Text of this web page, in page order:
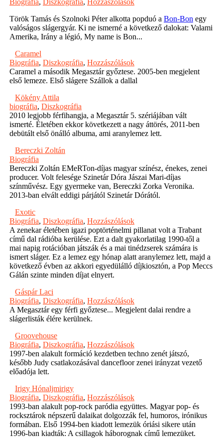
Biográfia, Diszkográfia, Hozzászólások
Török Tamás és Szolnoki Péter alkotta popduó a Bon-Bon egy
valóságos slágergyár. Ki ne ismerné a következő dalokat: Valami
Amerika, Irány a légió, My name is Bon...
Caramel
Biográfia, Diszkográfia, Hozzászólások
Caramel a második Megasztár győztese. 2005-ben megjelent
első lemeze. Első slágere Szállok a dallal
Kökény Attila
biográfia, Diszkográfia
2010 legjobb férfihangja, a Megasztár 5. szériájában vált
ismerté. Életében ekkor következett a nagy áttörés, 2011-ben
debütált első önálló albuma, ami aranylemez lett.
Bereczki Zoltán
Biográfia
Bereczki Zoltán EMeRTon-díjas magyar színész, énekes, zenei
producer. Volt felesége Szinetár Dóra Jászai Mari-díjas
színművész. Egy gyermeke van, Bereczki Zorka Veronika.
2013-ban elvált eddigi párjától Szinetár Dórától.
Exotic
Biográfia, Diszkográfia, Hozzászólások
A zenekar életében igazi poptörténelmi pillanat volt a Trabant
című dal rádióba kerülése. Ezt a dalt gyakorlatilag 1990-től a
mai napig rotációban játszák és a mai tinédzserek számára is
ismert sláger. Ez a lemez egy hónap alatt aranylemez lett, majd a
következő évben az akkori egyedülálló díjkiosztón, a Pop Meccs
Gálán szinte minden díjat elnyert.
Gáspár Laci
Biográfia, Diszkográfia, Hozzászólások
A Megasztár egy férfi győztese... Megjelent dalai rendre a
slágerlisták élére kerülnek.
Groovehouse
Biográfia, Diszkográfia, Hozzászólások
1997-ben alakult formáció kezdetben techno zenét játszó,
később Judy csatlakozásával dancefloor zenei irányzat vezető
előadója lett.
Irigy Hónaljmirigy
Biográfia, Diszkográfia, Hozzászólások
1993-ban alakult pop-rock paródia együttes. Magyar pop- és
rocksztárok népszerű dalaikat dolgozzák fel, humoros, irónikus
formában. Első 1994-ben kiadott lemezük óriási sikere után
1996-ban kiadták: A csillagok háborognak című lemezüket.